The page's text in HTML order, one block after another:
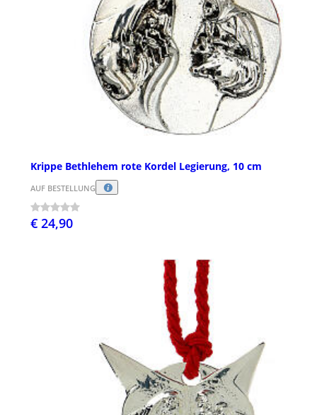
Krippe Bethlehem rote Kordel Legierung, 10 cm
AUF BESTELLUNG
€ 24,90